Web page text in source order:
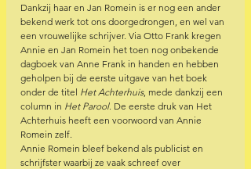
Dankzij haar en Jan Romein is er nog een ander
bekend werk tot ons doorgedrongen, en wel van
een vrouwelijke schrijver. Via Otto Frank kregen
Annie en Jan Romein het toen nog onbekende
dagboek van Anne Frank in handen en hebben
geholpen bij de eerste uitgave van het boek
onder de titel Het Achterhuis, mede dankzij een
column in Het Parool. De eerste druk van Het
Achterhuis heeft een voorwoord van Annie
Romein zelf.
Annie Romein bleef bekend als publicist en
schrijfster waarbij ze vaak schreef over